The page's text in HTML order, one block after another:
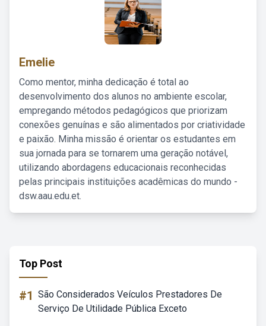
Emelie
Como mentor, minha dedicação é total ao
desenvolvimento dos alunos no ambiente escolar,
empregando métodos pedagógicos que priorizam
conexões genuínas e são alimentados por criatividade
e paixão. Minha missão é orientar os estudantes em
sua jornada para se tornarem uma geração notável,
utilizando abordagens educacionais reconhecidas
pelas principais instituições acadêmicas do mundo -
dsw.aau.edu.et.
Top Post
#1 São Considerados Veículos Prestadores De
Serviço De Utilidade Pública Exceto